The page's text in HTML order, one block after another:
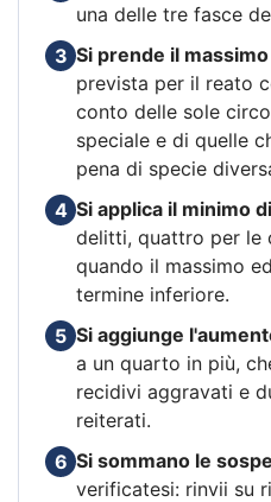
una delle tre fasce
3 Si prende il
prevista per il reato
conto delle sole
speciale e di quelle
pena di specie
4 Si applica il minimo
delitti, quattro per le
quando il massimo
termine inferiore.
5 Si aggiunge
a un quarto in più,
recidivi aggravati e
reiterati.
6 Si sommano le
verificatesi: rinvii su